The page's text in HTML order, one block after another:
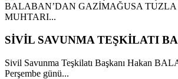
SİVİL SAVUNMA TEŞKİLATI
Sivil Savunma Teşkilatı Başkanı Hakan
Perşembe günü...